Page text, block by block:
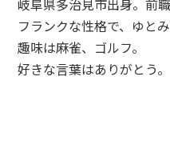
岐阜県多治見市出身。前
フランクな性格で、ゆと
趣味は麻雀、ゴルフ。
好きな言葉はありがとう。